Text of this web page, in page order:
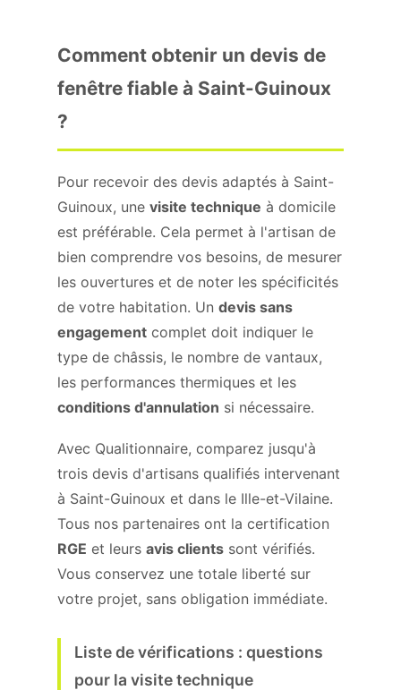
Comment obtenir un devis de
fenêtre fiable à Saint-Guinoux
?
Pour recevoir des devis adaptés à Saint-
Guinoux, une visite technique à domicile
est préférable. Cela permet à l'artisan de
bien comprendre vos besoins, de mesurer
les ouvertures et de noter les spécificités
de votre habitation. Un devis sans
engagement complet doit indiquer le
type de châssis, le nombre de vantaux,
les performances thermiques et les
conditions d'annulation si nécessaire.
Avec Qualitionnaire, comparez jusqu'à
trois devis d'artisans qualifiés intervenant
à Saint-Guinoux et dans le Ille-et-Vilaine.
Tous nos partenaires ont la certification
RGE et leurs avis clients sont vérifiés.
Vous conservez une totale liberté sur
votre projet, sans obligation immédiate.
Liste de vérifications : questions
pour la visite technique